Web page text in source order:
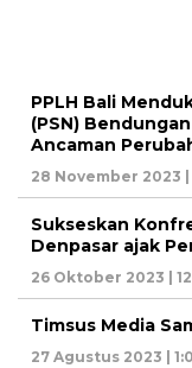
PPLH Bali
(PSN)
Ancaman
28 November 2023 |
Sukseskan
Denpasar ajak
26 Oktober 2023 |
Timsus Media
27 Agustus 2023 |